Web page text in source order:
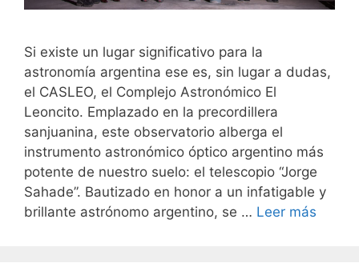
Si existe un lugar significativo para la
astronomía argentina ese es, sin lugar a dudas,
el CASLEO, el Complejo Astronómico El
Leoncito. Emplazado en la precordillera
sanjuanina, este observatorio alberga el
instrumento astronómico óptico argentino más
potente de nuestro suelo: el telescopio “Jorge
Sahade”. Bautizado en honor a un infatigable y
brillante astrónomo argentino, se … Leer más